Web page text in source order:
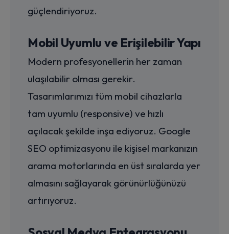
güçlendiriyoruz.
Mobil Uyumlu ve Erişilebilir Yapı
Modern profesyonellerin her zaman
ulaşılabilir olması gerekir.
Tasarımlarımızı tüm mobil cihazlarla
tam uyumlu (responsive) ve hızlı
açılacak şekilde inşa ediyoruz. Google
SEO optimizasyonu ile kişisel markanızın
arama motorlarında en üst sıralarda yer
almasını sağlayarak görünürlüğünüzü
artırıyoruz.